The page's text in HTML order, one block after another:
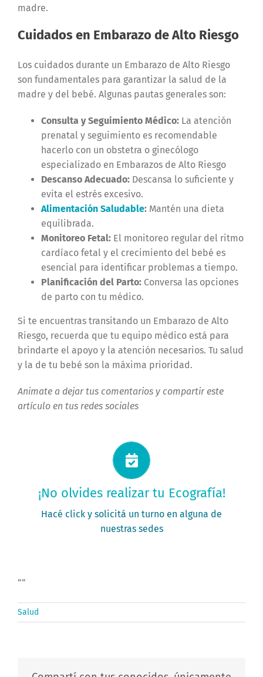
madre.
Cuidados en Embarazo de Alto Riesgo
Los cuidados durante un Embarazo de Alto Riesgo
son fundamentales para garantizar la salud de la
madre y del bebé. Algunas pautas generales son:
Consulta y Seguimiento Médico:La atención
prenatal y seguimiento es recomendable
hacerlo con un obstetra o ginecólogo
especializado en Embarazos de Alto Riesgo
Descanso Adecuado:Descansa lo suficiente y
evita el estrés excesivo.
Alimentación Saludable:Mantén una dieta
equilibrada.
Monitoreo Fetal:El monitoreo regular del ritmo
cardíaco fetal y el crecimiento del bebé es
esencial para identificar problemas a tiempo.
Planificación del Parto:Conversa las opciones
de parto con tu médico.
Si te encuentras transitando un Embarazo de Alto
Riesgo, recuerda que tu equipo médico está para
brindarte el apoyo y la atención necesarios. Tu salud
y la de tu bebé son la máxima prioridad.
Animate a dejar tus comentarios y compartir este
artículo en tus redes sociales
¡No olvides realizar tu Ecografía!
Hacé click y solicitá un turno en alguna de
nuestras sedes
Solicitá tu turno ahora
““
Salud